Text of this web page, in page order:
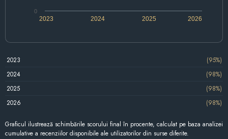
2024 2026
2023 2025
0
2023
(95%)
2024
(98%)
2025
(98%)
2026
(98%)
Graficul ilustrează schimbările scorului final în procente, calculat pe baza analizei
cumulative a recenziilor disponibile ale utilizatorilor din surse diferite.